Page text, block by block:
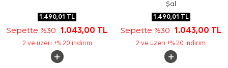
1.490,01 TL
Sepette %30 1.043,00 TL
2 ve üzeri +% 20 indirim
Şal
1.490,01 TL
Sepette %30 1.043,00 TL
2 ve üzeri +% 20 indirim